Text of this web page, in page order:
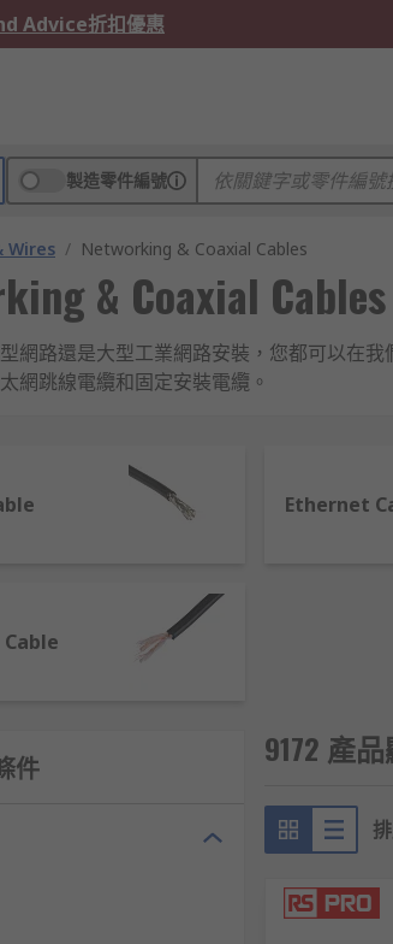
Advice折扣優惠
製造零件編號
Wires / Networking & Coaxial Cables
& Coaxial Cables
網路還是大型工業網路安裝，您都可以在
網跳線電纜和固定安裝電纜。
網路線
纜涵蓋各種以太網速度等級，包括Cat5、
規格
（Category 5）
用於一般家庭和小型辦公室，適合標準乙太
Ethernet
件 9172 產